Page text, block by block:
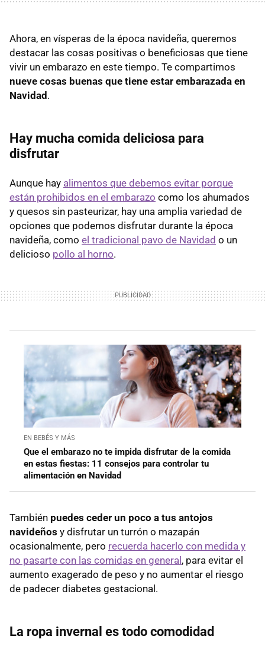
Ahora, en vísperas de la época navideña, queremos
destacar las cosas positivas o beneficiosas que tiene
vivir un embarazo en este tiempo. Te compartimos
nueve cosas buenas que tiene estar embarazada en
Navidad.
Hay mucha comida deliciosa para
disfrutar
Aunque hay alimentos que debemos evitar porque
están prohibidos en el embarazo como los ahumados
y quesos sin pasteurizar, hay una amplia variedad de
opciones que podemos disfrutar durante la época
navideña, como el tradicional pavo de Navidad o un
delicioso pollo al horno.
EN BEBÉS Y MÁS
Que el embarazo no te impida disfrutar de la comida
en estas fiestas: 11 consejos para controlar tu
alimentación en Navidad
También puedes ceder un poco a tus antojos
navideños y disfrutar un turrón o mazapán
ocasionalmente, pero recuerda hacerlo con medida y
no pasarte con las comidas en general, para evitar el
aumento exagerado de peso y no aumentar el riesgo
de padecer diabetes gestacional.
La ropa invernal es todo comodidad